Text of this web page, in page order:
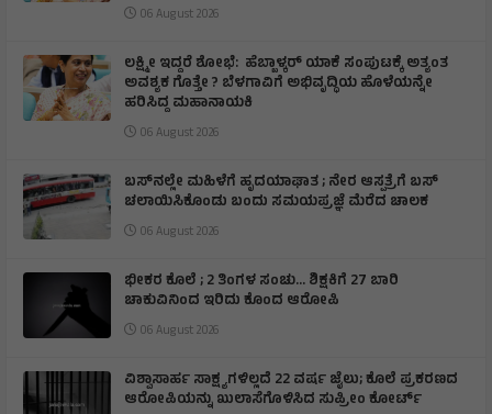
06 August 2026
ಲಕ್ಷ್ಮೀ ಇದ್ದರೆ ಶೋಭೆ: ಹೆಬ್ಬಾಳ್ಕರ್ ಯಾಕೆ ಸಂಪುಟಕ್ಕೆ ಅತ್ಯಂತ
ಅವಶ್ಯಕ ಗೊತ್ತೇ ? ಬೆಳಗಾವಿಗೆ ಅಭಿವೃದ್ಧಿಯ ಹೊಳೆಯನ್ನೇ
ಹರಿಸಿದ್ದ ಮಹಾನಾಯಕಿ
06 August 2026
ಬಸ್‌ನಲ್ಲೇ ಮಹಿಳೆಗೆ ಹೃದಯಾಘಾತ ; ನೇರ ಆಸ್ಪತ್ರೆಗೆ ಬಸ್‌
ಚಲಾಯಿಸಿಕೊಂಡು ಬಂದು ಸಮಯಪ್ರಜ್ಞೆ ಮೆರೆದ ಚಾಲಕ
06 August 2026
ಭೀಕರ ಕೊಲೆ ; 2 ತಿಂಗಳ ಸಂಚು… ಶಿಕ್ಷಕಿಗೆ 27 ಬಾರಿ
ಚಾಕುವಿನಿಂದ ಇರಿದು ಕೊಂದ ಆರೋಪಿ
06 August 2026
ವಿಶ್ವಾಸಾರ್ಹ ಸಾಕ್ಷ್ಯಗಳಿಲ್ಲದೆ 22 ವರ್ಷ ಜೈಲು; ಕೊಲೆ ಪ್ರಕರಣದ
ಆರೋಪಿಯನ್ನು ಖುಲಾಸೆಗೊಳಿಸಿದ ಸುಪ್ರೀಂ ಕೋರ್ಟ್